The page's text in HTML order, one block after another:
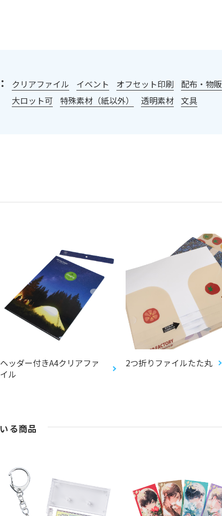
クリアファイル イベント オフセット印刷 配布・物販
大ロット可
特殊素材（紙以外） 透明素材 文具
ヘッダー付きA4クリアファ
イル
2つ折りファイルたた丸
る商品